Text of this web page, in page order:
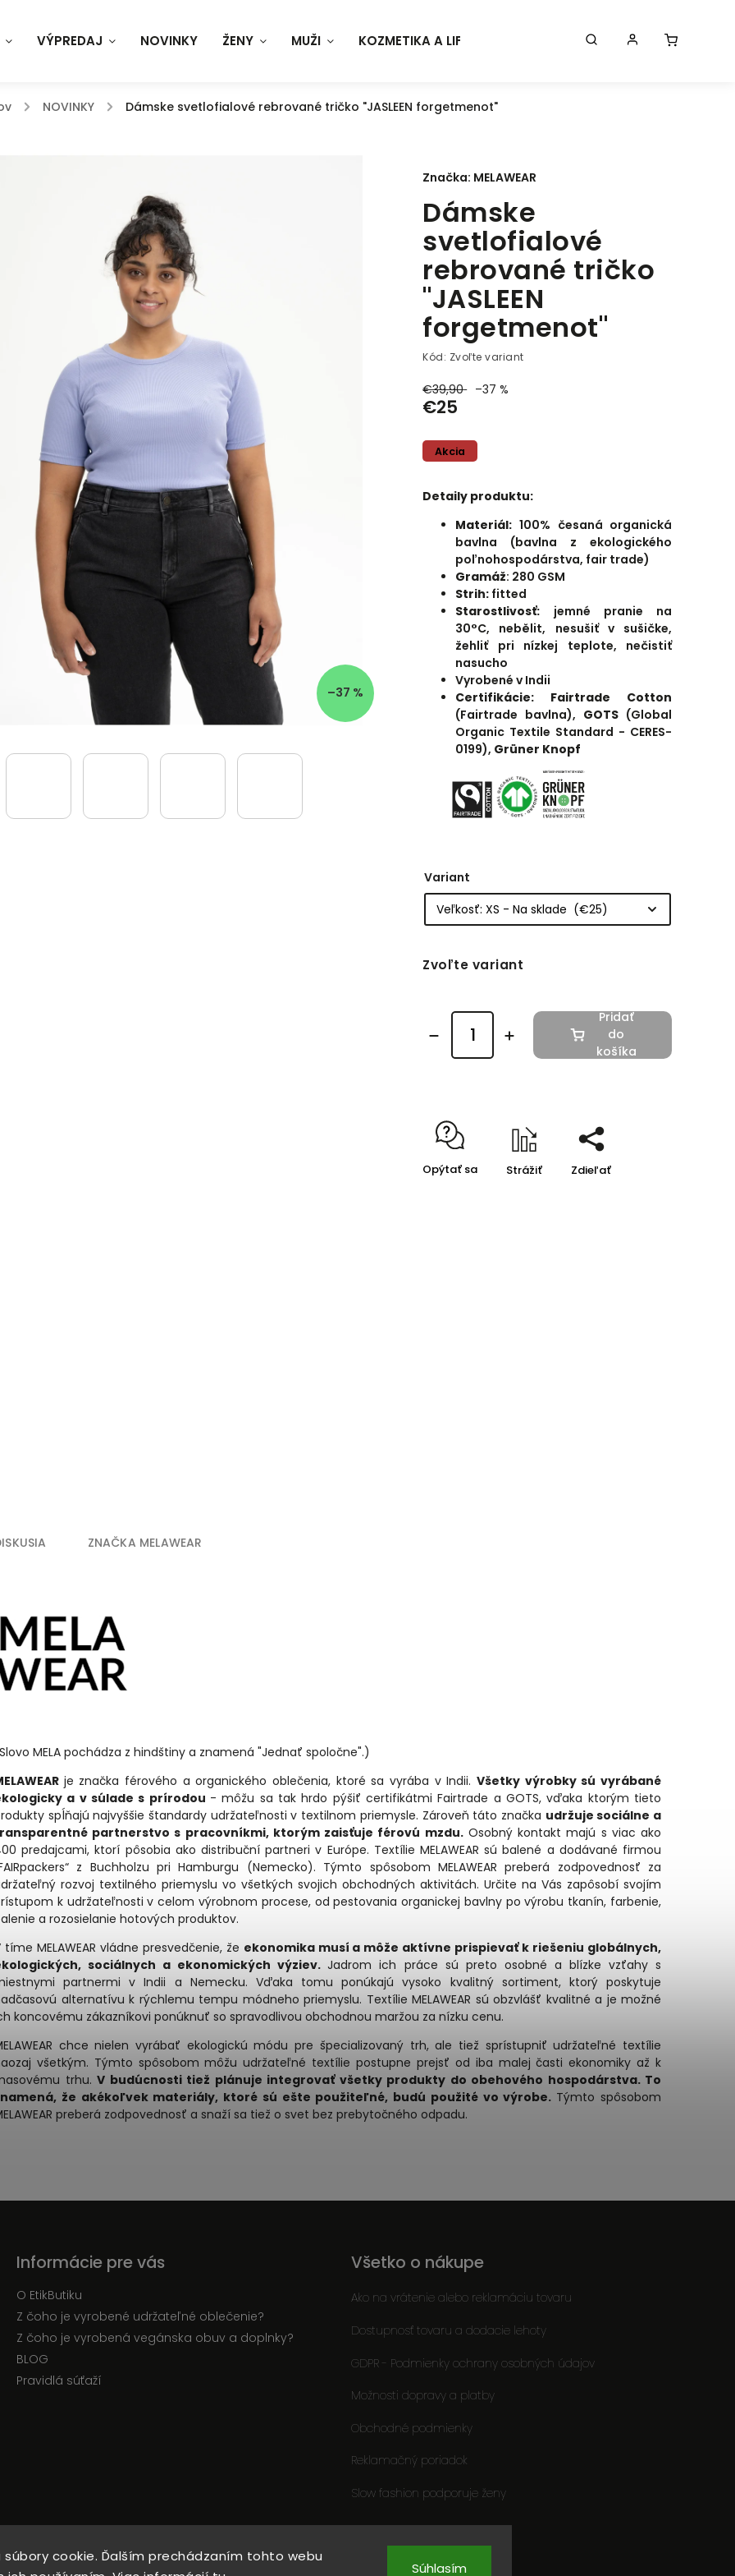
cookie. Ďalším prechádzaním tohto webu
Súhlasím
VÝPREDAJ NOVINKY ŽENY MUŽI KOZMETIKA A LIFESTYLE KONTAKT BLOG
/ NOVINKY / Dámske svetlofialové rebrované tričko "JASLEEN forgetmenot"
–37 %
Dámske
svetlofialové
rebrované tričko
"JASLEEN
forgetmenot"
Kód: Zvoľte variant
€39,90 –37 %
€25
Detaily produktu:
Materiál: 100% česaná organická
bavlna (bavlna z ekologického
poľnohospodárstva, fair trade)
Gramáž: 280 GSM
Strih: fitted
Starostlivosť:
jemné pranie na
30°C, nebělit, nesušiť v sušičke,
žehliť pri nízkej teplote, nečistiť
nasucho
Vyrobené v Indii
Certifikácie: Fairtrade Cotton
(Fairtrade bavlna), GOTS (Global
Organic Textile Standard - CERES-
0199), Grüner Knopf
Akcia
Značka: MELAWEAR
Variant
Zvoľte variant
Pridať
do
košíka
Opýtať sa Strážiť Zdieľať
ZNAČKA MELAWEAR
MELA pochádza z hindštiny a znamená "Jednať spoločne".)
je značka férového a organického oblečenia, ktoré sa vyrába v Indii.Všetky výrobky sú vyrábané
a v súlade s prírodou - môžu sa tak hrdo pýšiť certifikátmi Fairtrade a GOTS, vďaka ktorým tieto
spĺňajú najvyššie štandardy udržateľnosti v textilnom priemysle. Zároveň táto značka udržuje sociálne a
partnerstvo s pracovníkmi, ktorým zaisťuje férovú mzdu.Osobný kontakt majú s viac ako
predajcami, ktorí pôsobia ako distribuční partneri v Európe. Textílie MELAWEAR sú balené a dodávané firmou
z Buchholzu pri Hamburgu (Nemecko). Týmto spôsobom MELAWEAR preberá zodpovednosť za
rozvoj textilného priemyslu vo všetkých svojich obchodných aktivitách. Určite na Vás zapôsobí svojím
k udržateľnosti v celom výrobnom procese, od pestovania organickej bavlny po výrobu tkanín, farbenie,
a rozosielanie hotových produktov.
tíme MELAWEAR vládne presvedčenie, že ekonomika musí a môže aktívne prispievať k riešeniu globálnych,
sociálnych a ekonomických výziev.Jadrom ich práce sú preto osobné a blízke vzťahy s
partnermi v Indii a Nemecku. Vďaka tomu ponúkajú vysoko kvalitný sortiment, ktorý poskytuje
alternatívu k rýchlemu tempu módneho priemyslu. Textílie MELAWEAR sú obzvlášť kvalitné a je možné
koncovému zákazníkovi ponúknuť so spravodlivou obchodnou maržou za nízku cenu.
chce nielen vyrábať ekologickú módu pre špecializovaný trh, ale tiež sprístupniť udržateľné textílie
všetkým. Týmto spôsobom môžu udržateľné textílie postupne prejsť od iba malej časti ekonomiky až k
trhu. V budúcnosti tiež plánuje integrovať všetky produkty do obehového hospodárstva. To
že akékoľvek materiály, ktoré sú ešte použiteľné, budú použité vo výrobe. Týmto spôsobom
preberá zodpovednosť a snaží sa tiež o svet bez prebytočného odpadu.
Informácie pre vás
O EtikButiku
Z čoho je vyrobené udržateľné oblečenie?
Z čoho je vyrobená vegánska obuv a doplnky?
BLOG
Pravidlá súťaží
Všetko o nákupe
Ako na vrátenie alebo reklamáciu tovaru
Dostupnosť tovaru a dodacie lehoty
GDPR - Podmienky ochrany osobných údajov
Možnosti dopravy a platby
Obchodné podmienky
Reklamačný poriadok
Slow fashion podporuje ženy
Copyright 2026 EtikButik.sk . Všetky práva vyhradené.